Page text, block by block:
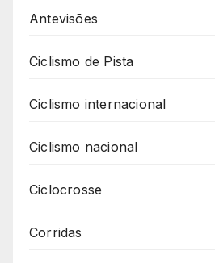
Antevisões
Ciclismo de Pista
Ciclismo internacional
Ciclismo nacional
Ciclocrosse
Corridas